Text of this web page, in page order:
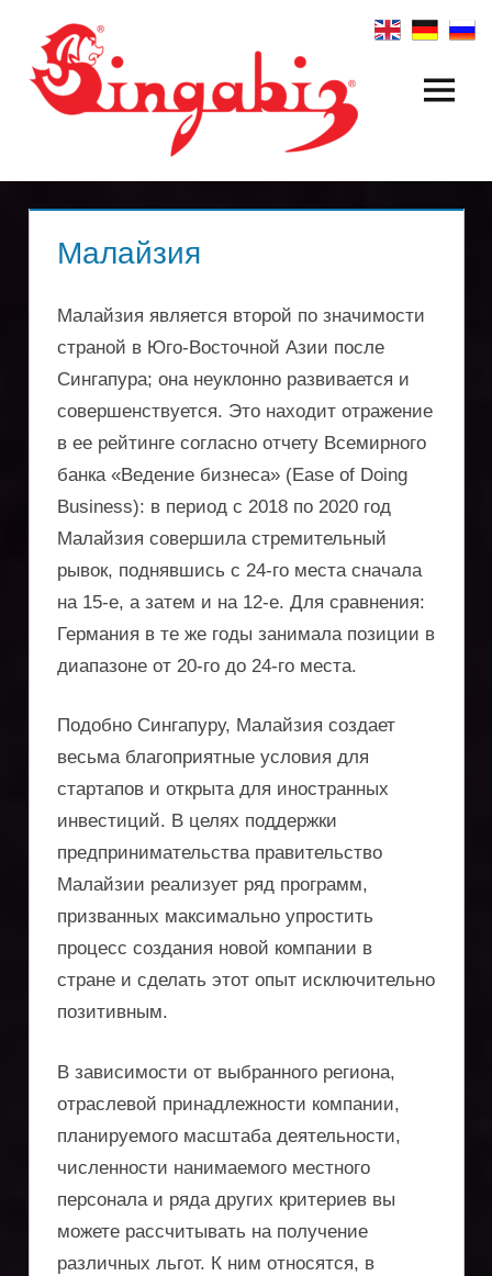
Inhalt
springen
Создание
глобальных
компаний
структур
Singabiz®
Международные
услуги
регистрации
компаний,
получению
вида
жительство,
защита
активов,
оптимизации
Menü
Малайзия
Малайзия является второй по значимости
страной в Юго-Восточной Азии после
Сингапура; она неуклонно развивается и
совершенствуется. Это находит отражение
в ее рейтинге согласно отчету Всемирного
банка «Ведение бизнеса» (Ease of Doing
Business): в период с 2018 по 2020 год
Малайзия совершила стремительный
рывок, поднявшись с 24-го места сначала
на 15-е, а затем и на 12-е. Для сравнения:
Германия в те же годы занимала позиции в
диапазоне от 20-го до 24-го места.
Подобно Сингапуру, Малайзия создает
весьма благоприятные условия для
стартапов и открыта для иностранных
инвестиций. В целях поддержки
предпринимательства правительство
Малайзии реализует ряд программ,
призванных максимально упростить
процесс создания новой компании в
стране и сделать этот опыт исключительно
позитивным.
В зависимости от выбранного региона,
отраслевой принадлежности компании,
планируемого масштаба деятельности,
численности нанимаемого местного
персонала и ряда других критериев вы
можете рассчитывать на получение
различных льгот. К ним относятся, в